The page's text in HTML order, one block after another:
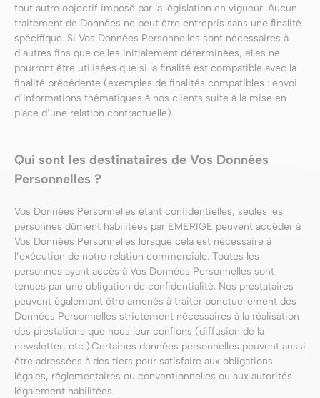
tout autre objectif imposé par la législation en vigueur. Aucun
traitement de Données ne peut être entrepris sans une finalité
spécifique. Si Vos Données Personnelles sont nécessaires à
d’autres fins que celles initialement déterminées, elles ne
pourront être utilisées que si la finalité est compatible avec la
finalité précédente (exemples de finalités compatibles : envoi
d’informations thématiques à nos clients suite à la mise en
place d’une relation contractuelle).
Qui sont les destinataires de Vos Données
Personnelles ?
Vos Données Personnelles étant confidentielles, seules les
personnes dûment habilitées par EMERIGE peuvent accéder à
Vos Données Personnelles lorsque cela est nécessaire à
l’exécution de notre relation commerciale. Toutes les
personnes ayant accès à Vos Données Personnelles sont
tenues par une obligation de confidentialité. Nos prestataires
peuvent également être amenés à traiter ponctuellement des
Données Personnelles strictement nécessaires à la réalisation
des prestations que nous leur confions (diffusion de la
newsletter, etc.).Certaines données personnelles peuvent aussi
être adressées à des tiers pour satisfaire aux obligations
légales, réglementaires ou conventionnelles ou aux autorités
légalement habilitées.